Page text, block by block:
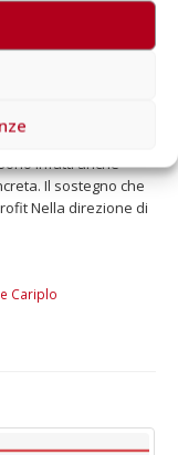
sono
di rapide
nuove
fronte al presente
infatti anche
Il sostegno che
Nella direzione di
Cariplo